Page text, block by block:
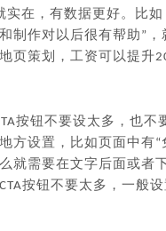
实在，有数据更好。比如
制作对以后很有帮助”，
页策划，工资可以提升
按钮不要设太多，也不
方设置，比如页面中有“
就需要在文字后面或者
按钮不要太多，一般